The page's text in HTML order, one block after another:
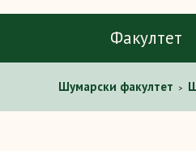
Факултет
Шумарски факултет >